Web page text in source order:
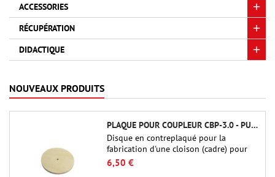
ACCESSORIES
RÉCUPÉRATION
DIDACTIQUE
NOUVEAUX PRODUITS
PLAQUE POUR COUPLEUR CBP-3.0 - PUBLIC MISSILES LTD.
Disque en contreplaqué pour la
fabrication d'une cloison (cadre) pour
raccords tubulaires de 75 mm de Public
Missiles Ltd. (PT-3.0/QT-3.0)
6,50 €